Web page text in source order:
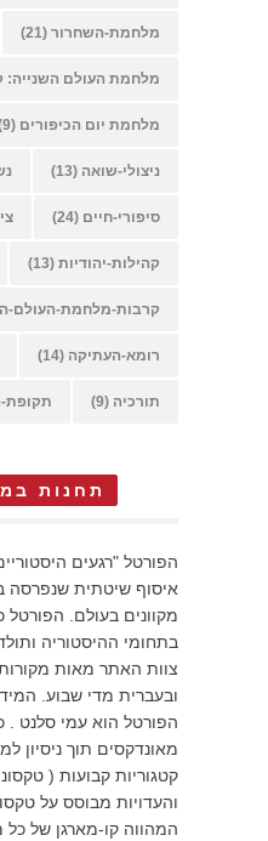
מלחמת-השחרור (21)
מלחמת העולם השנייה:
מלחמת יום הכיפורים (9)
ניצולי-שואה (13)
סיפורי-חיים (24)
קהילות-יהודיות (13)
קרבות-מלחמת-העולם-
רומא-העתיקה (14)
תורכיה (9)
תחנות
הפורטל "רגעים
איסוף שיטתית שנפרסה
מקוונים בעולם. הפורטל
בתחומי ההיסטוריה
צוות האתר מאות
ובעברית מדי שבוע.
הפורטל הוא עמי סלנט .
מאונדקסים תוך ניסיון
קטגוריות קבועות (
והעדויות מבוסס על
המהווה קו-מארגן של כל